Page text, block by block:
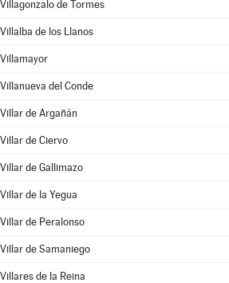
Villagonzalo de Tormes
Villalba de los Llanos
Villamayor
Villanueva del Conde
Villar de Argañán
Villar de Ciervo
Villar de Gallimazo
Villar de la Yegua
Villar de Peralonso
Villar de Samaniego
Villares de la Reina